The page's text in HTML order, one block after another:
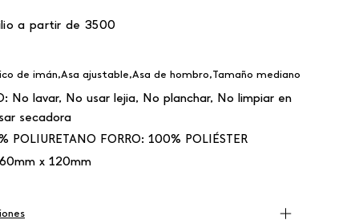
a partir de 3500
de imán,Asa ajustable,Asa de hombro,Tamaño mediano
No lavar, No usar lejia, No planchar, No limpiar en
secadora
POLIURETANO FORRO: 100% POLIÉSTER
x 120mm